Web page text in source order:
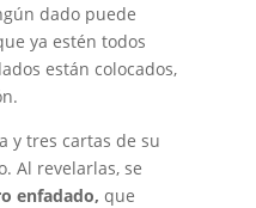
dado puede
ya estén todos
están colocados,
y tres cartas de su
Al revelarlas, se
enfadado, que